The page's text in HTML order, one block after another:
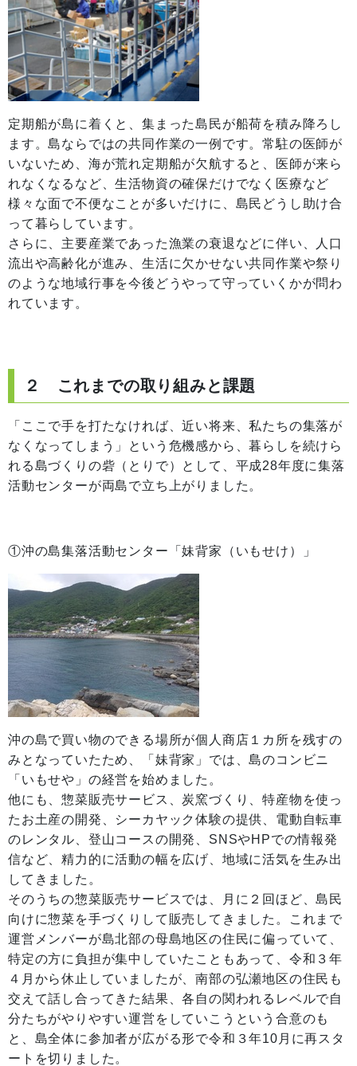
定期船が島に着くと、集まった島民が船荷を積み降ろし
ます。島ならではの共同作業の一例です。常駐の医師が
いないため、海が荒れ定期船が欠航すると、医師が来ら
れなくなるなど、生活物資の確保だけでなく医療など
様々な面で不便なことが多いだけに、島民どうし助け合
って暮らしています。
さらに、主要産業であった漁業の衰退などに伴い、人口
流出や高齢化が進み、生活に欠かせない共同作業や祭り
のような地域行事を今後どうやって守っていくかが問わ
れています。
２ これまでの取り組みと課題
「ここで手を打たなければ、近い将来、私たちの集落が
なくなってしまう」という危機感から、暮らしを続けら
れる島づくりの砦（とりで）として、平成28年度に集落
活動センターが両島で立ち上がりました。
①沖の島集落活動センター「妹背家（いもせけ）」
沖の島で買い物のできる場所が個人商店１カ所を残すの
みとなっていたため、「妹背家」では、島のコンビニ
「いもせや」の経営を始めました。
他にも、惣菜販売サービス、炭窯づくり、特産物を使っ
たお土産の開発、シーカヤック体験の提供、電動自転車
のレンタル、登山コースの開発、SNSやHPでの情報発
信など、精力的に活動の幅を広げ、地域に活気を生み出
してきました。
そのうちの惣菜販売サービスでは、月に２回ほど、島民
向けに惣菜を手づくりして販売してきました。これまで
運営メンバーが島北部の母島地区の住民に偏っていて、
特定の方に負担が集中していたこともあって、令和３年
４月から休止していましたが、南部の弘瀬地区の住民も
交えて話し合ってきた結果、各自の関われるレベルで自
分たちがやりやすい運営をしていこうという合意のも
と、島全体に参加者が広がる形で令和３年10月に再スタ
ートを切りました。